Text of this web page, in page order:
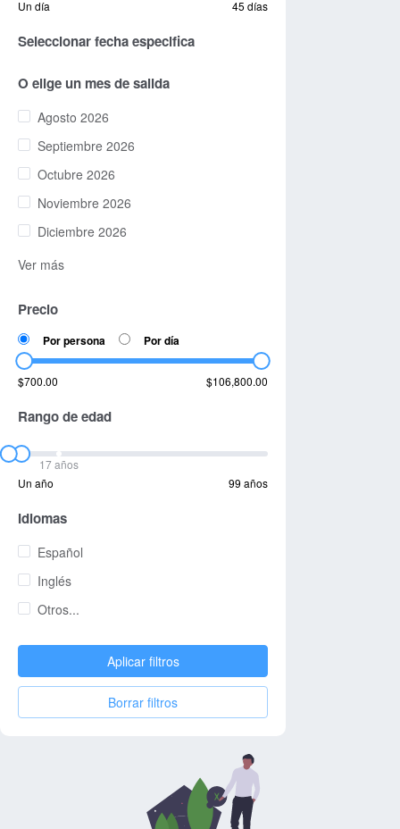
Un día 45 días
Seleccionar fecha especifica
O elige un mes de salida
Agosto 2026
Septiembre 2026
Octubre 2026
Noviembre 2026
Diciembre 2026
Ver más
Precio
Por persona Por día
$700.00 $106,800.00
Rango de edad
17 años
Un año
99 años
Idiomas
Español
Inglés
Otros...
Aplicar filtros
Borrar filtros